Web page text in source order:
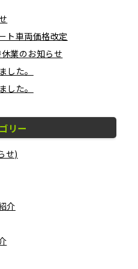
ト車両価格改定
業のお知らせ
した。
した。
リー
せ)
介